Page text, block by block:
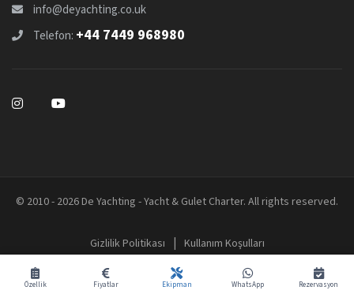
Özellik Fiyatlar Ekipman WhatsApp Rezervasyon
info@deyachting.co.uk
Telefon: +44 7449 968980
© 2010 - 2026 De Yachting - Yacht & Gulet Charter. All rights reserved.
Gizlilik Politikası | Kullanım Koşulları